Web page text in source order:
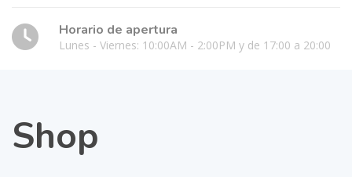
Horario de apertura
Lunes - Viernes: 10:00AM - 2:00PM y de 17:00 a 20:00
Shop